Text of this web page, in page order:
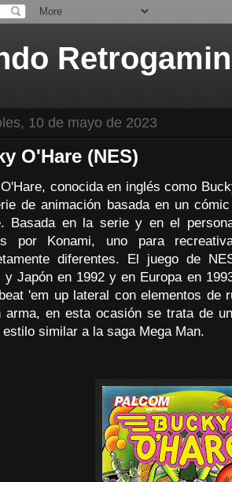
10 de mayo de 2023
O'Hare (NES)
conocida en inglés como
de animación basada en un
Basada en la serie y en el
por Konami, uno para
diferentes. El juego de
y Japón en 1992 y en Europa en
'em up lateral con elementos de
arma, en esta ocasión se trata de
estilo similar a la saga Mega Man.